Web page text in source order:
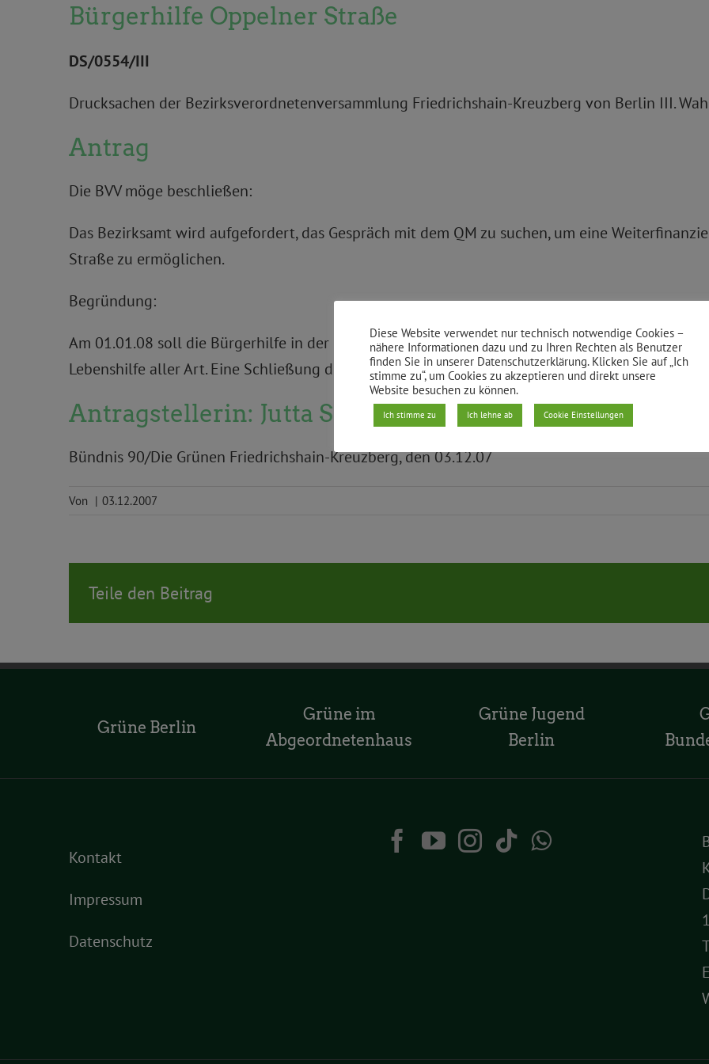
Bürgerhilfe Oppelner Straße
DS/0554/III
Drucksachen der Bezirksverordnetenversammlung Friedrichshain-Kreuzberg von Berlin III.
Antrag
Die BVV möge beschließen:
Das Bezirksamt wird aufgefordert, das Gespräch mit dem QM zu suchen, um eine
Straße zu ermöglichen.
Begründung:
Am 01.01.08 soll die Bürgerhilfe in der Oppelner Straße geschlossen werden. Die Bürgerhilfe
Lebenshilfe aller Art. Eine Schließung der Bürgerhilfe würde eine unzumutbare Härte für die
Antragstellerin: Jutta Schmidt Stanojevic
Bündnis 90/Die Grünen Friedrichshain-Kreuzberg, den 03.12.07
Von | 03.12.2007
Teile den Beitrag
Grüne Berlin
Grüne im
Abgeordnetenhaus
Grüne Jugend
Berlin
Kontakt
Impressum
Datenschutz
Diese Website verwendet nur technisch notwendige Cookies –
nähere Informationen dazu und zu Ihren Rechten als Benutzer
finden Sie in unserer Datenschutzerklärung. Klicken Sie auf „Ich
stimme zu“, um Cookies zu akzeptieren und direkt unsere
Website besuchen zu können.
Ich stimme zu Ich lehne ab Cookie Einstellungen